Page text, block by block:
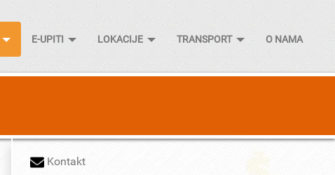
E-UPITI LOKACIJE TRANSPORT O NAMA
Kontakt